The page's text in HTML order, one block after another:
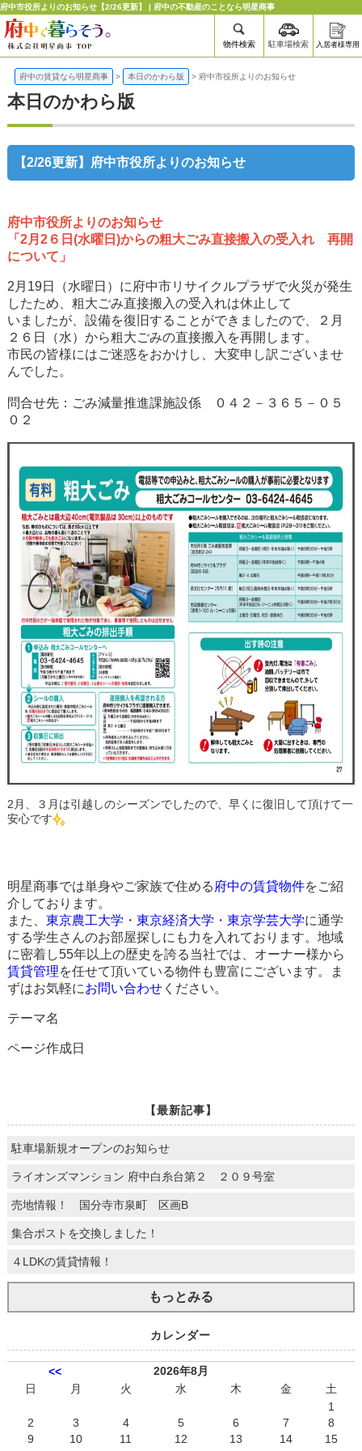
府中市役所よりのお知らせ【2/26更新】 | 府中の不動産のことなら明星商事
物件検索 駐車場検索 入居者様専用
府中の賃貸なら明星商事 > 本日のかわら版 > 府中市役所よりのお知らせ
本日のかわら版
【2/26更新】府中市役所よりのお知らせ
府中市役所よりのお知らせ
「2月2６日(水曜日)からの粗大ごみ直接搬入の受入れ 再開
について」
2月19日（水曜日）に府中市リサイクルプラザで火災が発生
したため、粗大ごみ直接搬入の受入れは休止して
いましたが、設備を復旧することができましたので、２月
２６日（水）から粗大ごみの直接搬入を再開します。
市民の皆様にはご迷惑をおかけし、大変申し訳ございませ
んでした。
問合せ先：ごみ減量推進課施設係 ０４２－３６５－０５
０２
2月、３月は引越しのシーズンでしたので、早くに復旧して頂けて一
安心です
明星商事では単身やご家族で住める 府中の賃貸物件をご紹
介しております。
また、 東京農工大学 ・ 東京経済大学 ・ 東京学芸大学に通学
する学生さんのお部屋探しにも力を入れております。地域
に密着し55年以上の歴史を誇る当社では、オーナー様から
賃貸管理を任せて頂いている物件も豊富にございます。ま
ずはお気軽にお問い合わせください。
テーマ名
ページ作成日
【最新記事】
駐車場新規オープンのお知らせ
ライオンズマンション 府中白糸台第２ ２０９号室
売地情報！ 国分寺市泉町 区画B
集合ポストを交換しました！
４LDKの賃貸情報！
もっとみる
カレンダー
<<
2026年8月
日
月 火 水 木 金
土
1
2
3 4 5 6 7
8
9
10 11 12 13 14
15